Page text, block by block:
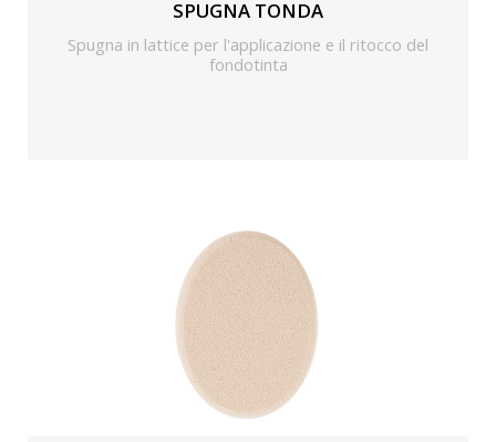
SPUGNA TONDA
Spugna in lattice per l'applicazione e il ritocco del
fondotinta